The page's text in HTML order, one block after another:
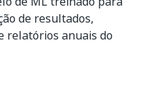
de resultados,
relatórios anuais do